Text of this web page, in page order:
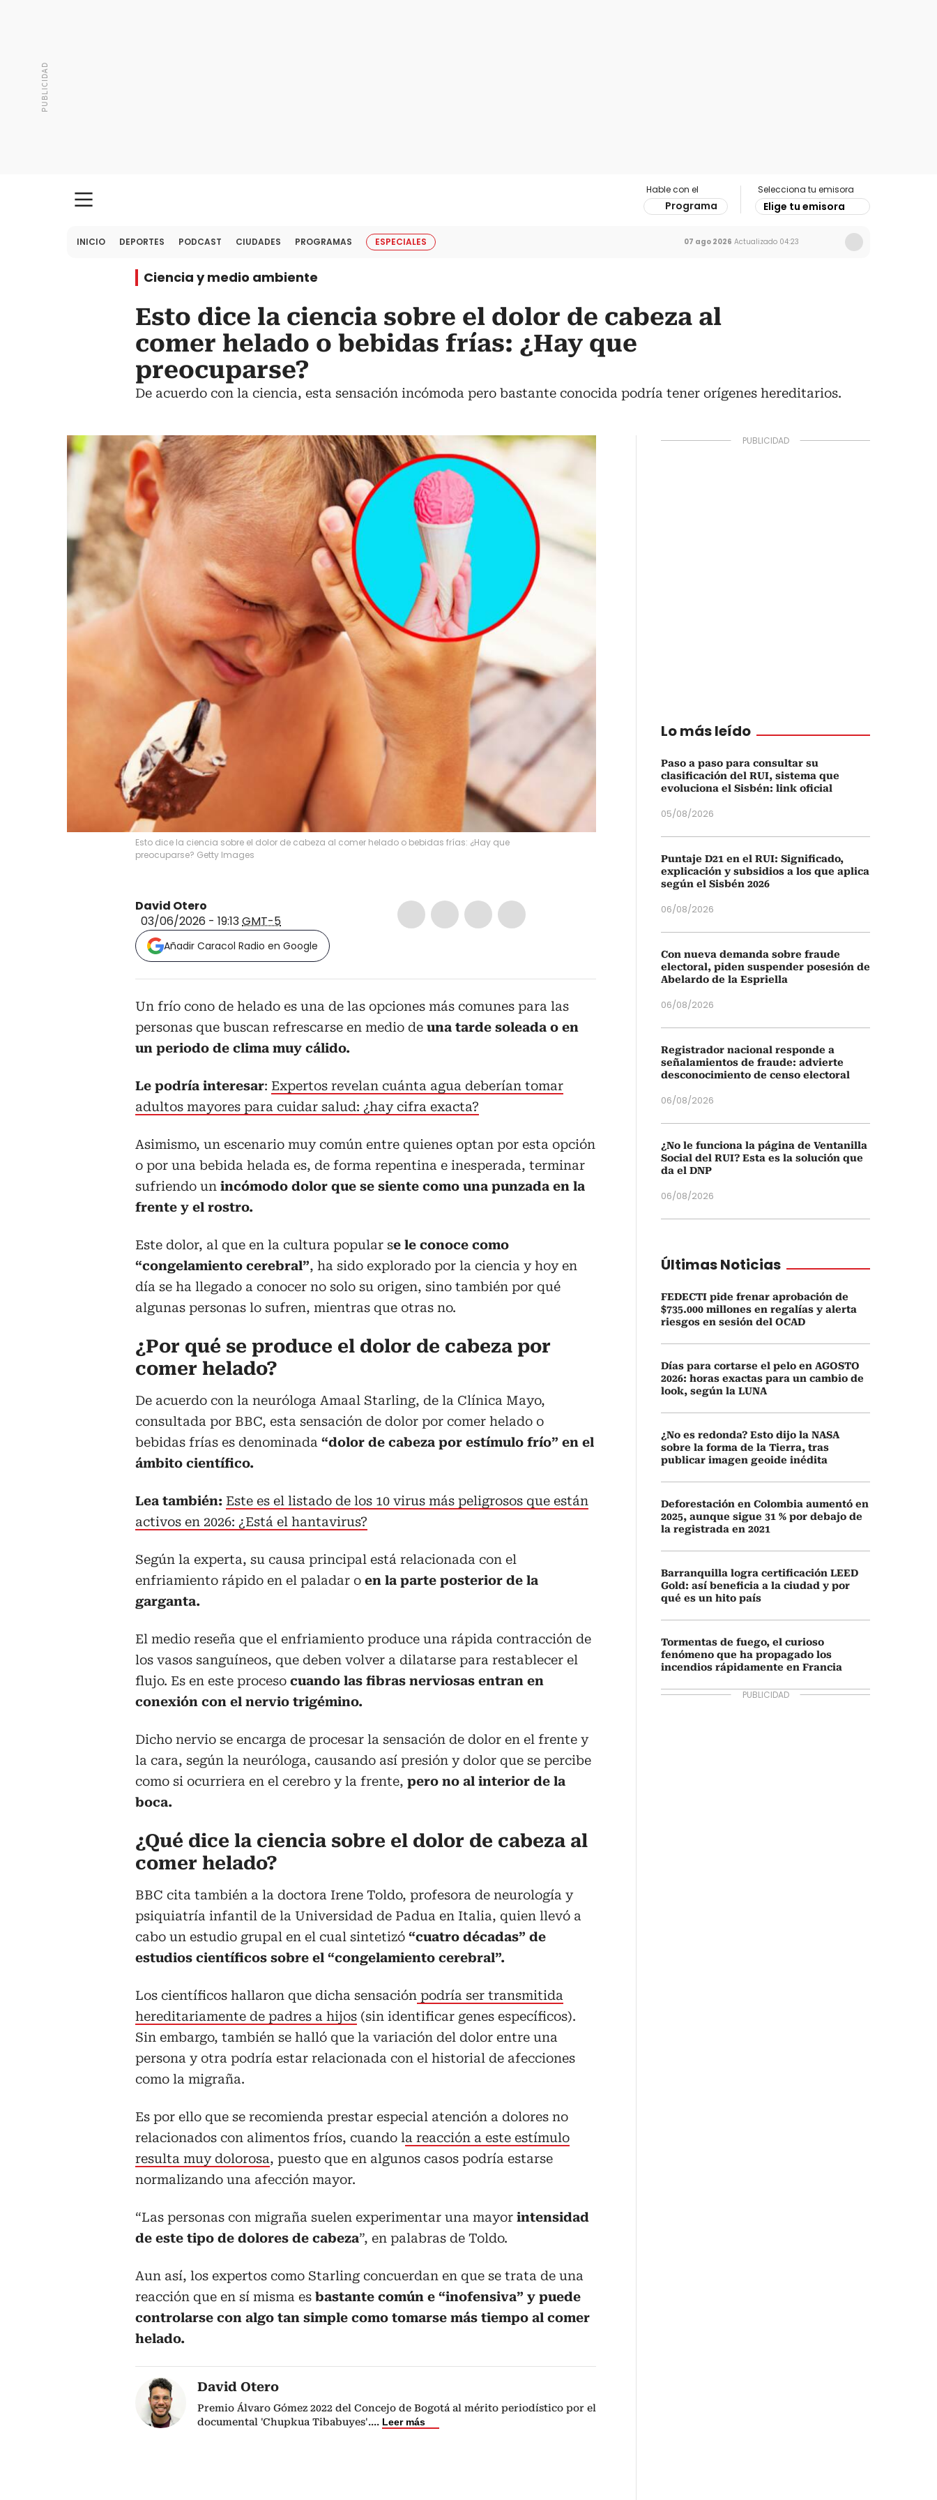
Hable con el
Programa
Selecciona tu emisora
Elige tu emisora
INICIO DEPORTES PODCAST CIUDADES PROGRAMAS ESPECIALES 07 ago 2026 Actualizado 04:23
Ciencia y medio ambiente
Esto dice la ciencia sobre el dolor de cabeza al
comer helado o bebidas frías: ¿Hay que
preocuparse?
De acuerdo con la ciencia, esta sensación incómoda pero bastante conocida podría tener orígenes hereditarios.
Esto dice la ciencia sobre el dolor de cabeza al comer helado o bebidas frías: ¿Hay que
preocuparse? Getty Images
David Otero
03/06/2026 - 19:13GMT-5
Añadir Caracol Radio en Google
Un frío cono de helado es una de las opciones más comunes para las
personas que buscan refrescarse en medio de una tarde soleada o en
un periodo de clima muy cálido.
Le podría interesar: Expertos revelan cuánta agua deberían tomar
adultos mayores para cuidar salud: ¿hay cifra exacta?
Asimismo, un escenario muy común entre quienes optan por esta opción
o por una bebida helada es, de forma repentina e inesperada, terminar
sufriendo un incómodo dolor que se siente como una punzada en la
frente y el rostro.
Este dolor, al que en la cultura popular se le conoce como
“congelamiento cerebral”, ha sido explorado por la ciencia y hoy en
día se ha llegado a conocer no solo su origen, sino también por qué
algunas personas lo sufren, mientras que otras no.
¿Por qué se produce el dolor de cabeza por
comer helado?
De acuerdo con la neuróloga Amaal Starling, de la Clínica Mayo,
consultada por BBC, esta sensación de dolor por comer helado o
bebidas frías es denominada “dolor de cabeza por estímulo frío” en el
ámbito científico.
Lea también: Este es el listado de los 10 virus más peligrosos que están
activos en 2026: ¿Está el hantavirus?
Según la experta, su causa principal está relacionada con el
enfriamiento rápido en el paladar o en la parte posterior de la
garganta.
El medio reseña que el enfriamiento produce una rápida contracción de
los vasos sanguíneos, que deben volver a dilatarse para restablecer el
flujo. Es en este proceso cuando las fibras nerviosas entran en
conexión con el nervio trigémino.
Dicho nervio se encarga de procesar la sensación de dolor en el frente y
la cara, según la neuróloga, causando así presión y dolor que se percibe
como si ocurriera en el cerebro y la frente, pero no al interior de la
boca.
¿Qué dice la ciencia sobre el dolor de cabeza al
comer helado?
BBC cita también a la doctora Irene Toldo, profesora de neurología y
psiquiatría infantil de la Universidad de Padua en Italia, quien llevó a
cabo un estudio grupal en el cual sintetizó “cuatro décadas” de
estudios científicos sobre el “congelamiento cerebral”.
Los científicos hallaron que dicha sensación podría ser transmitida
hereditariamente de padres a hijos (sin identificar genes específicos).
Sin embargo, también se halló que la variación del dolor entre una
persona y otra podría estar relacionada con el historial de afecciones
como la migraña.
Es por ello que se recomienda prestar especial atención a dolores no
relacionados con alimentos fríos, cuando la reacción a este estímulo
resulta muy dolorosa, puesto que en algunos casos podría estarse
normalizando una afección mayor.
“Las personas con migraña suelen experimentar una mayor intensidad
de este tipo de dolores de cabeza”, en palabras de Toldo.
Aun así, los expertos como Starling concuerdan en que se trata de una
reacción que en sí misma es bastante común e “inofensiva” y puede
controlarse con algo tan simple como tomarse más tiempo al comer
helado.
David Otero
Premio Álvaro Gómez 2022 del Concejo de Bogotá al mérito periodístico por el
documental 'Chupkua Tibabuyes'.... Leer más
Lo más leído
Paso a paso para consultar su
clasificación del RUI, sistema que
evoluciona el Sisbén: link oficial
05/08/2026
Puntaje D21 en el RUI: Significado,
explicación y subsidios a los que aplica
según el Sisbén 2026
06/08/2026
Con nueva demanda sobre fraude
electoral, piden suspender posesión de
Abelardo de la Espriella
06/08/2026
Registrador nacional responde a
señalamientos de fraude: advierte
desconocimiento de censo electoral
06/08/2026
¿No le funciona la página de Ventanilla
Social del RUI? Esta es la solución que
da el DNP
06/08/2026
Últimas Noticias
FEDECTI pide frenar aprobación de
$735.000 millones en regalías y alerta
riesgos en sesión del OCAD
Días para cortarse el pelo en AGOSTO
2026: horas exactas para un cambio de
look, según la LUNA
¿No es redonda? Esto dijo la NASA
sobre la forma de la Tierra, tras
publicar imagen geoide inédita
Deforestación en Colombia aumentó en
2025, aunque sigue 31 % por debajo de
la registrada en 2021
Barranquilla logra certificación LEED
Gold: así beneficia a la ciudad y por
qué es un hito país
Tormentas de fuego, el curioso
fenómeno que ha propagado los
incendios rápidamente en Francia